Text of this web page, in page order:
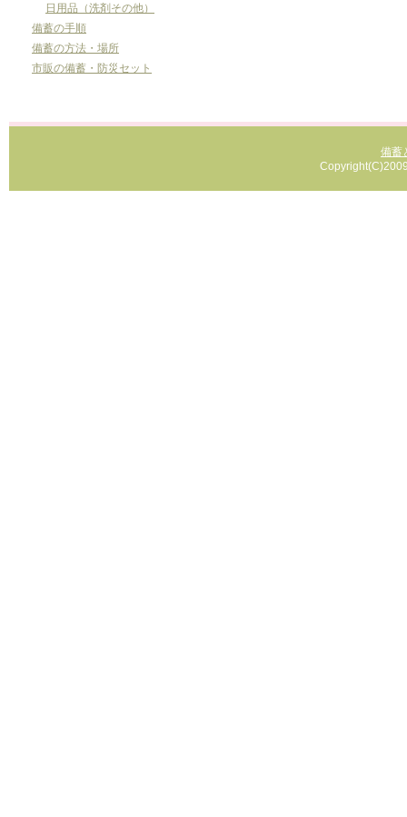
日用品（洗剤その他）
備蓄の手順
備蓄の方法・場所
市販の備蓄・防災セット
備蓄